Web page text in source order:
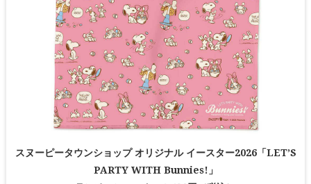
スヌーピータウンショップ オリジナル イースター2026「LET’S
PARTY WITH Bunnies!」